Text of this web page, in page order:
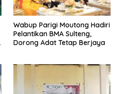
Wabup Parigi Moutong Hadiri
Pelantikan BMA Sulteng,
Dorong Adat Tetap Berjaya